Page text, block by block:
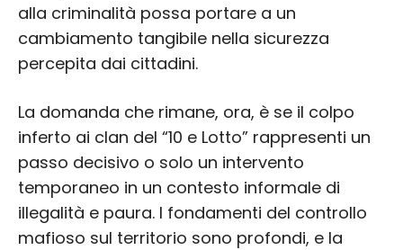
alla criminalità possa portare a un
cambiamento tangibile nella sicurezza
percepita dai cittadini.
La domanda che rimane, ora, è se il colpo
inferto ai clan del “10 e Lotto” rappresenti un
passo decisivo o solo un intervento
temporaneo in un contesto informale di
illegalità e paura. I fondamenti del controllo
mafioso sul territorio sono profondi, e la